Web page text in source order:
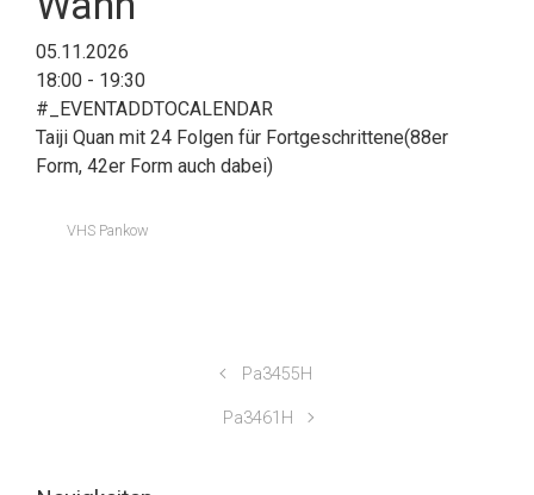
05.11.2026
18:00 - 19:30
#_EVENTADDTOCALENDAR
Taiji Quan mit 24 Folgen für Fortgeschrittene(88er
Form, 42er Form auch dabei)
VHS Pankow
Pa3455H
Pa3461H